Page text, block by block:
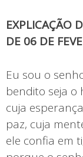
EXPLICAÇÃO
DE 06 DE
Eu sou o
bendito seja
cuja
paz, cuja
ele confia em